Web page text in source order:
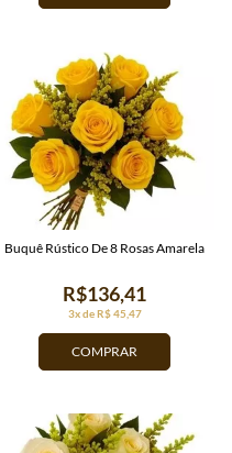
COMPRAR
3x de R$ 45,47
R$136,41
Buquê Rústico De 8 Rosas Amarela